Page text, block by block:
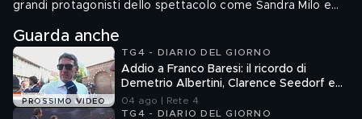
grandi protagonisti dello spettacolo come Sandra Milo e
collega e amico Umberto Bossi.
Guarda anche
PROSSIMO VIDEO
TG4 - DIARIO DEL GIORNO
Addio a Franco Baresi: il ricordo di
Demetrio Albertini, Clarence Seedorf e
Giovanni Galli
04 ago | Rete 4
TG4 - DIARIO DEL GIORNO